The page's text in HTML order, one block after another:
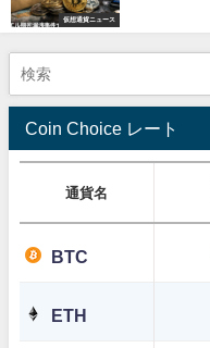
仮想通貨ニュース
Coin Choice レート
通貨名
BTC
ETH